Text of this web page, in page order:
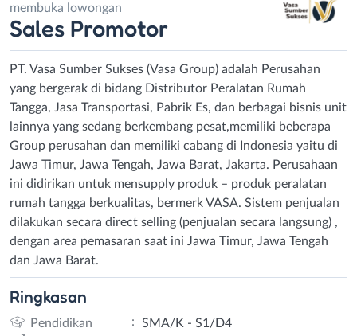
membuka lowongan
Sales Promotor
PT. Vasa Sumber Sukses (Vasa Group) adalah Perusahan
yang bergerak di bidang Distributor Peralatan Rumah
Tangga, Jasa Transportasi, Pabrik Es, dan berbagai bisnis unit
lainnya yang sedang berkembang pesat,memiliki beberapa
Group perusahan dan memiliki cabang di Indonesia yaitu di
Jawa Timur, Jawa Tengah, Jawa Barat, Jakarta. Perusahaan
ini didirikan untuk mensupply produk – produk peralatan
rumah tangga berkualitas, bermerk VASA. Sistem penjualan
dilakukan secara direct selling (penjualan secara langsung) ,
dengan area pemasaran saat ini Jawa Timur, Jawa Tengah
dan Jawa Barat.
Ringkasan
Pendidikan :
SMA/K - S1/D4